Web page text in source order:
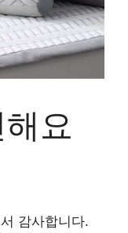
요
감사합니다.